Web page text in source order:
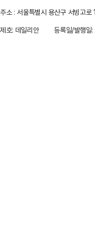
주소 : 서울특별시 용산구 서빙고
제호: 데일리안
등록일/발행